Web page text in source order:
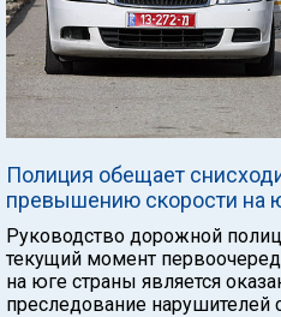
Полиция обещает
превышению скорости на
Руководство дорожной
текущий момент
на юге страны является
преследование нарушителей